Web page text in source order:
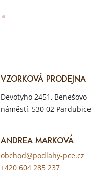
VZORKOVÁ PRODEJNA
Devotyho 2451, Benešovo
náměstí, 530 02 Pardubice
ANDREA MARKOVÁ
obchod@podlahy-pce.cz
+420 604 285 237